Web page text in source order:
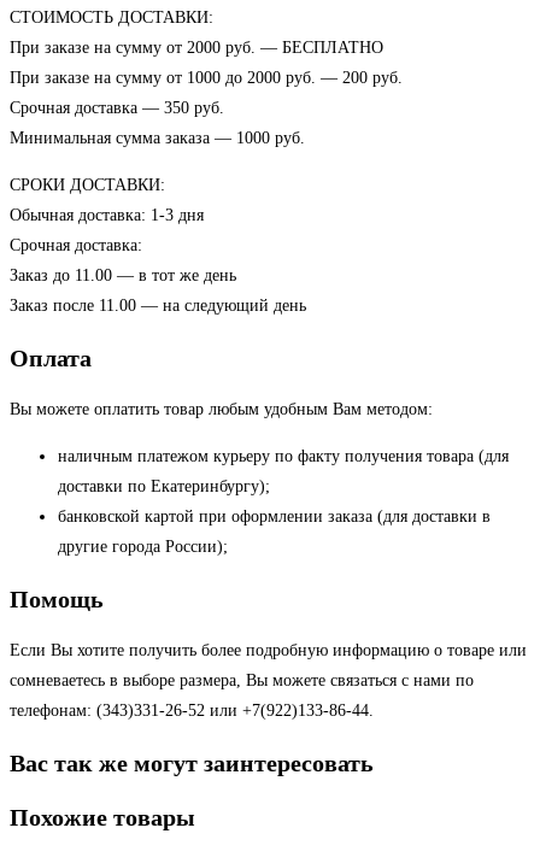
СТОИМОСТЬ ДОСТАВКИ:
При заказе на сумму от 2000 руб. — БЕСПЛАТНО
При заказе на сумму от 1000 до 2000 руб. — 200 руб.
Срочная доставка — 350 руб.
Минимальная сумма заказа — 1000 руб.
СРОКИ ДОСТАВКИ:
Обычная доставка: 1-3 дня
Срочная доставка:
Заказ до 11.00 — в тот же день
Заказ после 11.00 — на следующий день
Оплата
Вы можете оплатить товар любым удобным Вам методом:
наличным платежом курьеру по факту получения товара (для
доставки по Екатеринбургу);
банковской картой при оформлении заказа (для доставки в
другие города России);
Помощь
Если Вы хотите получить более подробную информацию о товаре или
сомневаетесь в выборе размера, Вы можете связаться с нами по
телефонам: (343)331-26-52 или +7(922)133-86-44.
Вас так же могут заинтересовать
Похожие товары